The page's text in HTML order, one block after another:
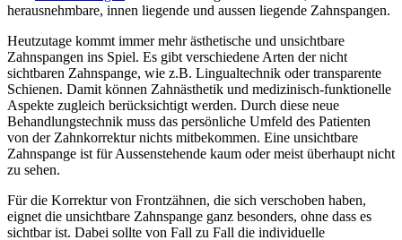
herausnehmbare, innen liegende und aussen liegende Zahnspangen.
Heutzutage kommt immer mehr ästhetische und unsichtbare
Zahnspangen ins Spiel. Es gibt verschiedene Arten der nicht
sichtbaren Zahnspange, wie z.B. Lingualtechnik oder transparente
Schienen. Damit können Zahnästhetik und medizinisch-funktionelle
Aspekte zugleich berücksichtigt werden. Durch diese neue
Behandlungstechnik muss das persönliche Umfeld des Patienten
von der Zahnkorrektur nichts mitbekommen. Eine unsichtbare
Zahnspange ist für Aussenstehende kaum oder meist überhaupt nicht
zu sehen.
Für die Korrektur von Frontzähnen, die sich verschoben haben,
eignet die unsichtbare Zahnspange ganz besonders, ohne dass es
sichtbar ist. Dabei sollte von Fall zu Fall die individuelle